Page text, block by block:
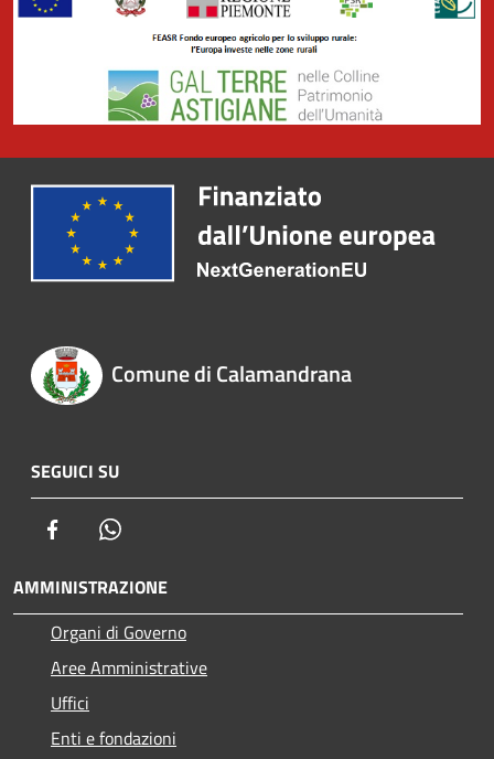
Comune di Calamandrana
SEGUICI SU
Facebook
AMMINISTRAZIONE
Organi di Governo
Aree Amministrative
Uffici
Enti e fondazioni